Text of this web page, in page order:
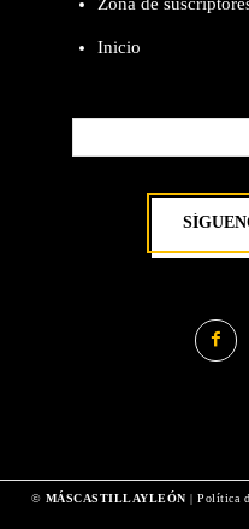
Inicio
© MÁSCASTILLAYLEÓN |Política